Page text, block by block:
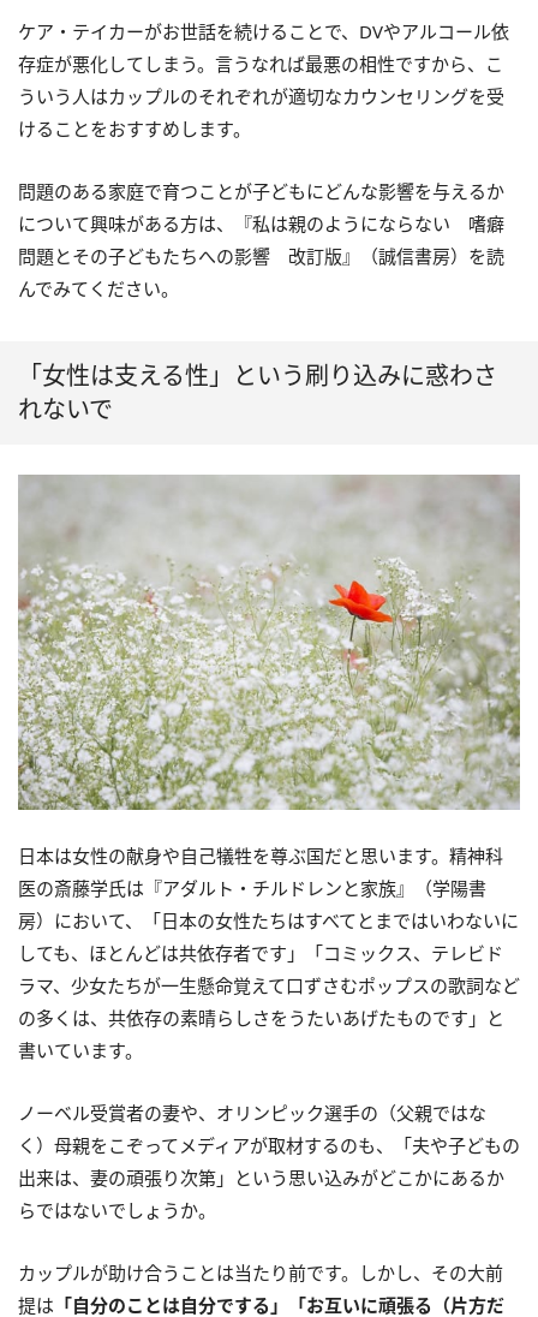
ケア・テイカーがお世話を続けることで、DVやアルコール依
存症が悪化してしまう。言うなれば最悪の相性ですから、こ
ういう人はカップルのそれぞれが適切なカウンセリングを受
けることをおすすめします。
問題のある家庭で育つことが子どもにどんな影響を与えるか
について興味がある方は、『私は親のようにならない 嗜癖
問題とその子どもたちへの影響 改訂版』（誠信書房）を読
んでみてください。
「女性は支える性」という刷り込みに惑わさ
れないで
日本は女性の献身や自己犠牲を尊ぶ国だと思います。精神科
医の斎藤学氏は『アダルト・チルドレンと家族』（学陽書
房）において、「日本の女性たちはすべてとまではいわないに
しても、ほとんどは共依存者です」「コミックス、テレビド
ラマ、少女たちが一生懸命覚えて口ずさむポップスの歌詞など
の多くは、共依存の素晴らしさをうたいあげたものです」と
書いています。
ノーベル受賞者の妻や、オリンピック選手の（父親ではな
く）母親をこぞってメディアが取材するのも、「夫や子どもの
出来は、妻の頑張り次第」という思い込みがどこかにあるか
らではないでしょうか。
カップルが助け合うことは当たり前です。しかし、その大前
提は 「自分のことは自分でする」「お互いに頑張る（片方だ